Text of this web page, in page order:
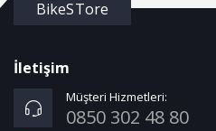
BikeSTore
İletişim
Müşteri Hizmetleri:
0850 302 48 80